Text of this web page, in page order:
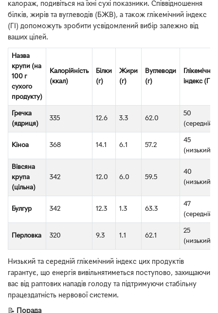
калораж, подивіться на їхні сухі показники. Співвідношення
білків, жирів та вуглеводів (БЖВ), а також глікемічний індекс
(ГІ) допоможуть зробити усвідомлений вибір залежно від
ваших цілей.
Назва
крупи (на
100 г
сухого
продукту)
Калорійність
(ккал)
Білки
(г)
Жири
(г)
Вуглеводи
(г)
Глікемічний
індекс (ГІ)
Гречка
(ядриця)
335 12.6 3.3 62.0
50
(середній)
Кіноа 368 14.1 6.1 57.2
45
(низький)
Вівсяна
крупа
(цільна)
342 12.0 6.0 59.5
40
(низький)
Булгур 342 12.3 1.3 63.3
47
(середній)
Перловка 320 9.3 1.1 62.1
25
(низький)
Низький та середній глікемічний індекс цих продуктів
гарантує, що енергія вивільнятиметься поступово, захищаючи
вас від раптових нападів голоду та підтримуючи стабільну
працездатність нервової системи.
📝 Порада